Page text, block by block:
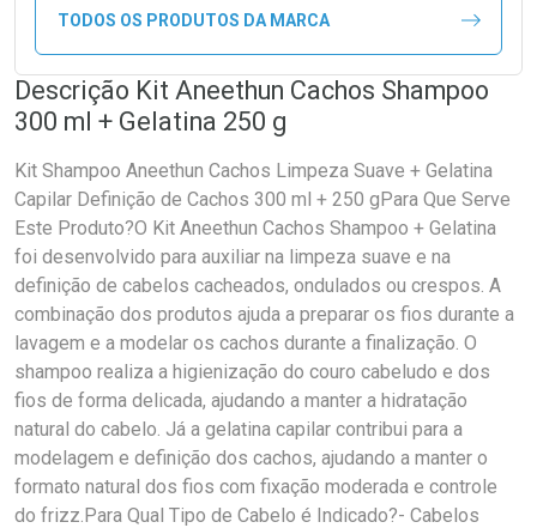
TODOS OS PRODUTOS DA MARCA
Descrição Kit Aneethun Cachos Shampoo
300 ml + Gelatina 250 g
Kit Shampoo Aneethun Cachos Limpeza Suave + Gelatina
Capilar Definição de Cachos 300 ml + 250 gPara Que Serve
Este Produto?O Kit Aneethun Cachos Shampoo + Gelatina
foi desenvolvido para auxiliar na limpeza suave e na
definição de cabelos cacheados, ondulados ou crespos. A
combinação dos produtos ajuda a preparar os fios durante a
lavagem e a modelar os cachos durante a finalização. O
shampoo realiza a higienização do couro cabeludo e dos
fios de forma delicada, ajudando a manter a hidratação
natural do cabelo. Já a gelatina capilar contribui para a
modelagem e definição dos cachos, ajudando a manter o
formato natural dos fios com fixação moderada e controle
do frizz.Para Qual Tipo de Cabelo é Indicado?- Cabelos